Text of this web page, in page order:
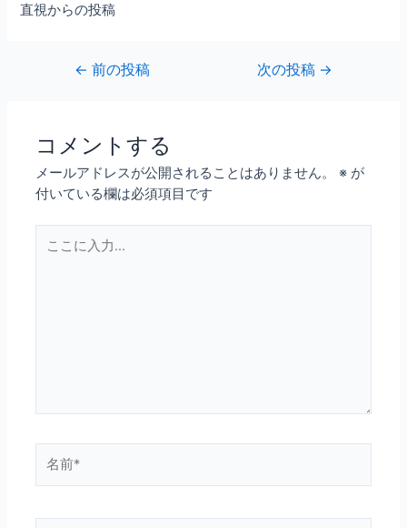
直視からの投稿
← 前の投稿 次の投稿 →
コメントする
メールアドレスが公開されることはありません。 ※ が
付いている欄は必須項目です
こ
前